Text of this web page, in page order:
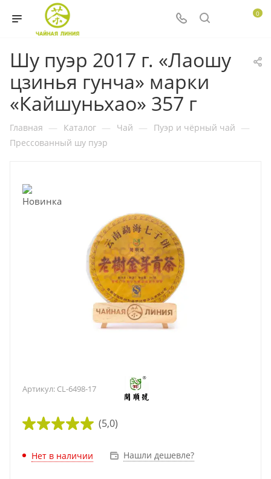
0
Шу пуэр 2017 г. «Лаошу
цзинья гунча» марки
«Кайшуньхао» 357 г
Главная — Каталог — Чай — Пуэр и чёрный чай —
Прессованный шу пуэр
Артикул: CL-6498-17
(5,0)
Нет в наличии Нашли дешевле?